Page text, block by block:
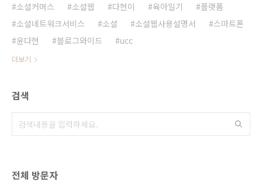
소셜커머스
소셜웹 다현이 육아일기
플랫폼
소셜네트워크서비스
소셜 소셜웹사용설명서
스마트폰
윤다현
블로그와이드 ucc
더보기
검색
전체 방문자